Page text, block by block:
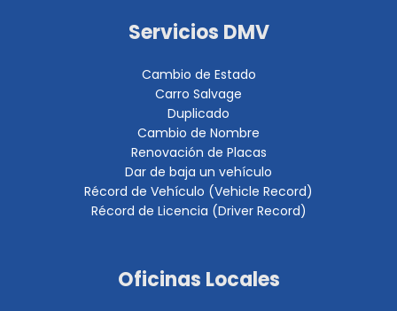
Servicios DMV
Cambio de Estado
Carro Salvage
Duplicado
Cambio de Nombre
Renovación de Placas
Dar de baja un vehículo
Récord de Vehículo (Vehicle Record)
Récord de Licencia (Driver Record)
Oficinas Locales